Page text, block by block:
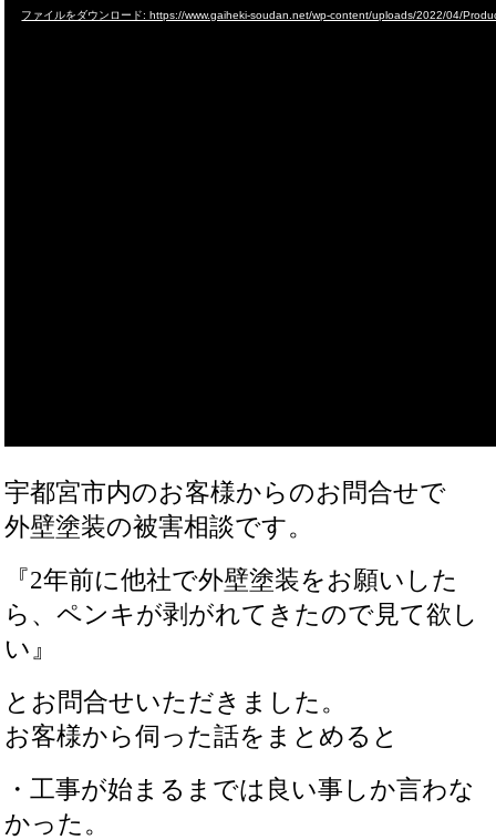
ファイルをダウンロード: https://www.gaiheki-soudan.net/wp-content/uploads/2022/04/
宇都宮市内のお客様からのお問合せで
外壁塗装の被害相談です。
『2年前に他社で外壁塗装をお願いした
ら、ペンキが剥がれてきたので見て欲し
い』
とお問合せいただきました。
お客様から伺った話をまとめると
・工事が始まるまでは良い事しか言わな
かった。